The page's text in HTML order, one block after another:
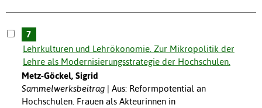
7
Lehrkulturen und Lehrökonomie. Zur Mikropolitik der
Lehre als Modernisierungsstrategie der Hochschulen.
Metz-Göckel, Sigrid
Sammelwerksbeitrag
Aus: Reformpotential an
Hochschulen. Frauen als Akteurinnen in